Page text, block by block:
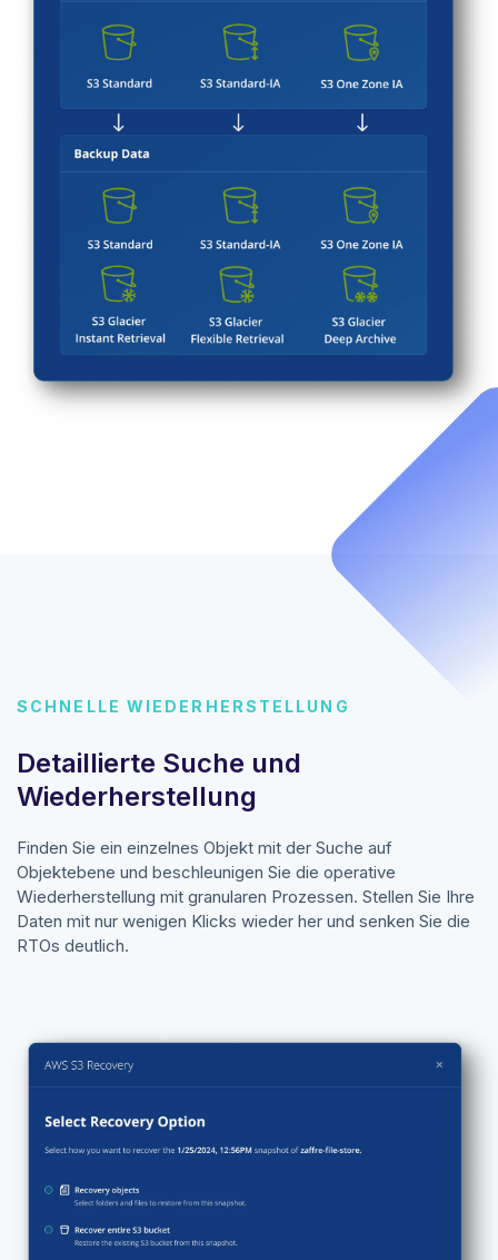
SCHNELLE WIEDERHERSTELLUNG
Detaillierte Suche und
Wiederherstellung
Finden Sie ein einzelnes Objekt mit der Suche auf
Objektebene und beschleunigen Sie die operative
Wiederherstellung mit granularen Prozessen. Stellen Sie Ihre
Daten mit nur wenigen Klicks wieder her und senken Sie die
RTOs deutlich.